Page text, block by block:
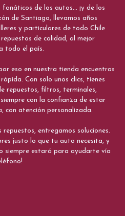
de los autos... ¡y de los
de Santiago, llevamos años
y particulares de todo Chile
de calidad, al mejor
todo el país.
eso en nuestra tienda encuentras
Con solo unos clics, tienes
repuestos, filtros, terminales,
con la confianza de estar
con atención personalizada.
repuestos, entregamos soluciones.
justo lo que tu auto necesita, y
siempre estará para ayudarte vía